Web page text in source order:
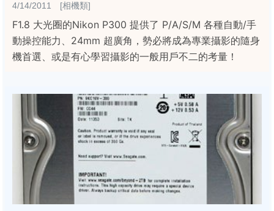
4/14/2011 [相機類]
F1.8 大光圈的Nikon P300 提供了 P/A/S/M 各種自動/手
動操控能力、24mm 超廣角，勢必將成為專業攝影的隨身
機首選、或是有心學習攝影的一般用戶不二的考量！